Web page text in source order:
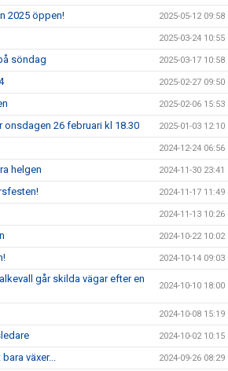
2025 öppen! 2025-05-12 09:58
2025-03-24 10:55
söndag 2025-03-17 10:58
2025-02-27 09:50
2025-02-06 15:53
onsdagen 26 februari kl 18.30 2025-01-03 12:10
2024-12-24 06:56
helgen 2024-11-30 23:41
2024-11-17 11:49
2024-11-13 10:26
2024-10-22 10:02
2024-10-14 09:03
går skilda vägar efter en
2024-10-10 18:00
2024-10-08 15:19
2024-10-02 10:15
växer... 2024-09-26 08:29